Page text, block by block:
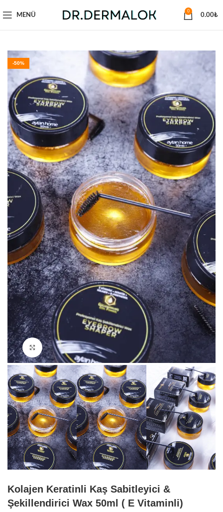
MENÜ
0
0.00₺
-50%
Büyütmek için tıklayın
Kolajen Keratinli Kaş Sabitleyici &
Şekillendirici Wax 50ml ( E Vitaminli)